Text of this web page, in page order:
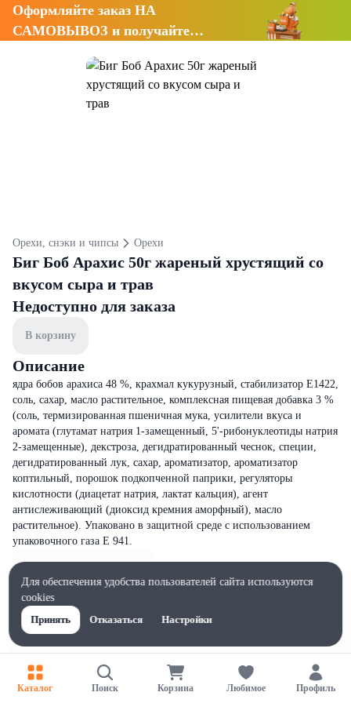
Оформляйте заказ НА
САМОВЫВОЗ и получайте
Орехи, снэки и чипсы Орехи
Биг Боб Арахис 50г жареный хрустящий со
вкусом сыра и трав
Недоступно для заказа
В корзину
Описание
ядра бобов арахиса 48 %, крахмал кукурузный, стабилизатор Е1422,
соль, сахар, масло растительное, комплексная пищевая добавка 3 %
(соль, термизированная пшеничная мука, усилители вкуса и
аромата (глутамат натрия 1-замещенный, 5'-рибонуклеотиды натрия
2-замещенные), декстроза, дегидратированный чеснок, специи,
дегидратированный лук, сахар, ароматизатор, ароматизатор
коптильный, порошок подкопченной паприки, регуляторы
кислотности (диацетат натрия, лактат кальция), агент
антислеживающий (диоксид кремния аморфный), масло
растительное). Упаковано в защитной среде с использованием
упаковочного газа Е 941.
Каталог Поиск Корзина Любимое Профиль
Для обеспечения удобства пользователей сайта используются
cookies
Принять
Отказаться Настройки